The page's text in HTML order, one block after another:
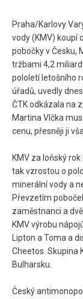
Praha/Karlovy
vody (KMV) koupí
pobočky v Česku,
tržbami 4,2
pololetí letošního
úřadů, uvedly
ČTK odkázala na
Martina Vlčka
cenu, přesněji ji
KMV za loňský
tak vzrostou o
minerální vody a
Převzetím
zaměstnanci a
KMV výrobu
Lipton a Toma a
Cheetos. Skupina
Bulharsku.
Český